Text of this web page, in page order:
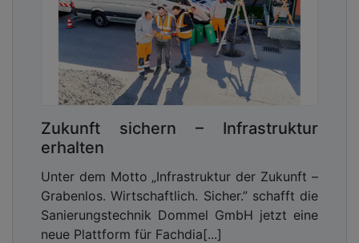
Zukunft sichern – Infrastruktur
erhalten
Unter dem Motto „Infrastruktur der Zukunft –
Grabenlos. Wirtschaftlich. Sicher.” schafft die
Sanierungstechnik Dommel GmbH jetzt eine
neue Plattform für Fachdia[...]